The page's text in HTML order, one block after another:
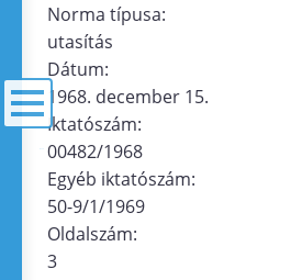
Norma típusa:
utasítás
Dátum:
1968. december 15.
Iktatószám:
00482/1968
Egyéb iktatószám:
50-9/1/1969
Oldalszám:
3